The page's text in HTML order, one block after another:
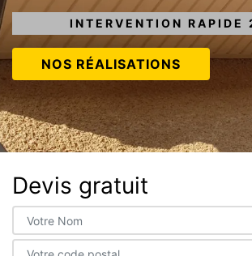
INTERVENTION RAPIDE
NOS RÉALISATIONS
Devis gratuit